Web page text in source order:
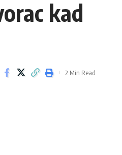
kad
2 Min Read